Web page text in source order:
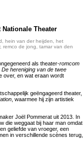
Nationale Theater
hein van der heijden
het
, remco de jong
tamar van den
als theater-romcom
De hereniging van de twee
over, en wat eraan wordt
geëngageerd theater,
, waarmee hij zijn artistiek
Joël Pommerat uit 2013. In
die weggaat bij haar man omdat
geliefde van vroeger, een
in verschillende scènes terug,